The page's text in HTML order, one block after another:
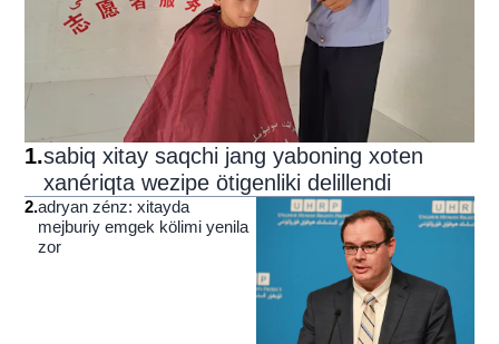
1.sabiq xitay saqchi jang yaboning xoten
xanériqta wezipe ötigenliki delillendi
2.adryan zénz: xitayda
mejburiy emgek kölimi yenila
zor